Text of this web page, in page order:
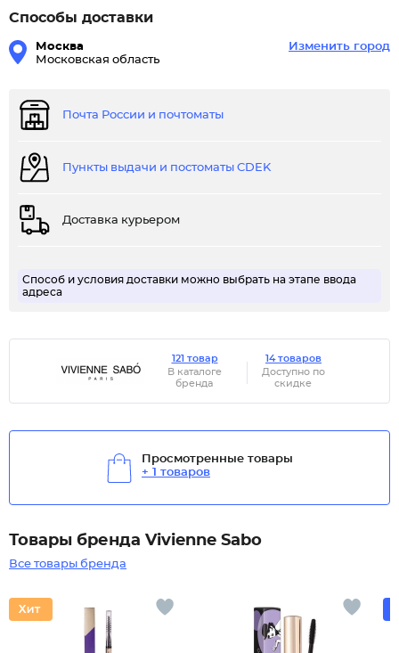
Способы доставки
Москва
Московская область
Изменить город
Почта России и почтоматы
Пункты выдачи и постоматы CDEK
Доставка курьером
Способ и условия доставки можно выбрать на этапе ввода
адреса
121 товар
В каталоге
бренда
14 товаров
Доступно по
скидке
Просмотренные товары
+ 1 товаров
Товары бренда Vivienne Sabo
Все товары бренда